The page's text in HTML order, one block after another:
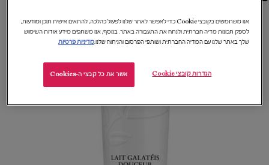
אנו משתמשים בקובצי Cookie כדי לאפשר לאתר שלנו לפעול כהלכה, להתאים אישית תוכן ומודעות,
לספק תכונות מדיה חברתית ולנתח את התעבורה באתר. בנוסף, אנו משתפים מידע אודות השימוש
שלך באתר שלנו עם המדיה החברתית ושותפי הפרסום והניתוח שלנו.מדיניות פרטיות
הגדרות קובצי Cookie אשר את כל קבצי ה-Cookies